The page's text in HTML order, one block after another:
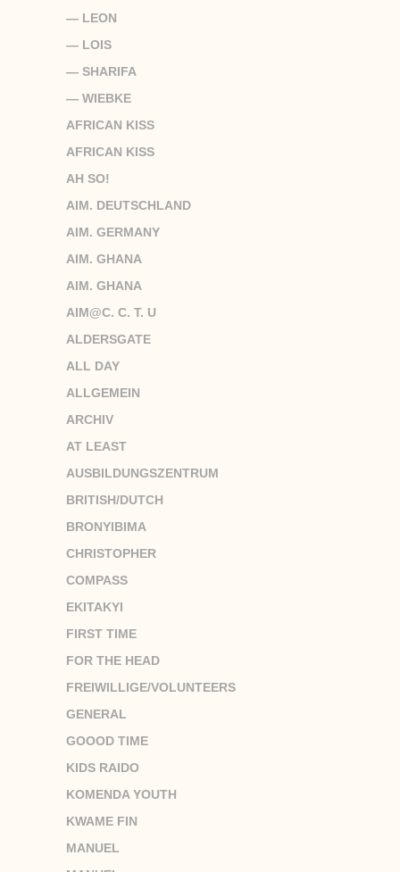
— LEON
— LOIS
— SHARIFA
— WIEBKE
AFRICAN KISS
AFRICAN KISS
AH SO!
AIM. DEUTSCHLAND
AIM. GERMANY
AIM. GHANA
AIM. GHANA
AIM@C. C. T. U
ALDERSGATE
ALL DAY
ALLGEMEIN
ARCHIV
AT LEAST
AUSBILDUNGSZENTRUM
BRITISH/DUTCH
BRONYIBIMA
CHRISTOPHER
COMPASS
EKITAKYI
FIRST TIME
FOR THE HEAD
FREIWILLIGE/VOLUNTEERS
GENERAL
GOOOD TIME
KIDS RAIDO
KOMENDA YOUTH
KWAME FIN
MANUEL